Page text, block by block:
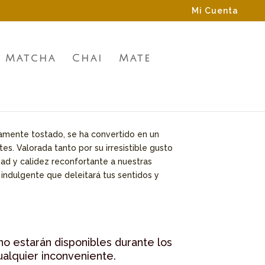
Mi Cuenta
Matcha Chai Mate
tostado, se ha convertido en un
Valorada tanto por su irresistible gusto
y calidez reconfortante a nuestras
que deleitará tus sentidos y
estarán disponibles durante los
inconveniente.